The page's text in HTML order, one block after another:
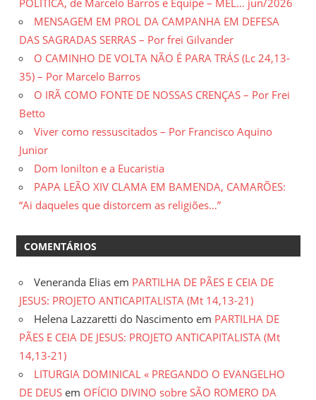
MENSAGEM EM PROL DA CAMPANHA EM DEFESA
DAS SAGRADAS SERRAS – Por frei Gilvander
O CAMINHO DE VOLTA NÃO É PARA TRÁS (Lc 24,13-
35) – Por Marcelo Barros
O IRÃ COMO FONTE DE NOSSAS CRENÇAS – Por Frei
Betto
Viver como ressuscitados – Por Francisco Aquino
Junior
Dom Ionilton e a Eucaristia
PAPA LEÃO XIV CLAMA EM BAMENDA, CAMARÕES:
“Ai daqueles que distorcem as religiões…”
COMENTÁRIOS
Veneranda Elias em PARTILHA DE PÃES E CEIA DE
JESUS: PROJETO ANTICAPITALISTA (Mt 14,13-21)
Helena Lazzaretti do Nascimento em PARTILHA DE
PÃES E CEIA DE JESUS: PROJETO ANTICAPITALISTA (Mt
14,13-21)
LITURGIA DOMINICAL « PREGANDO O EVANGELHO
DE DEUS em OFÍCIO DIVINO sobre SÃO ROMERO DA